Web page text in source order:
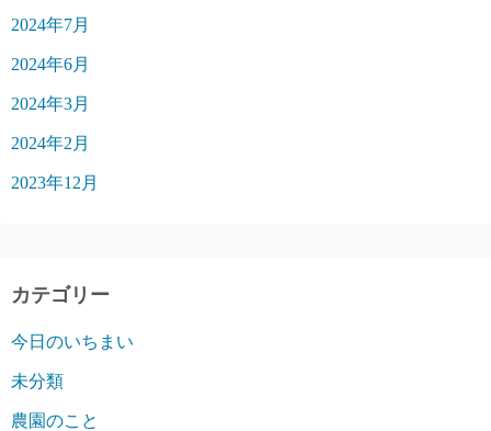
2024年7月
2024年6月
2024年3月
2024年2月
2023年12月
カテゴリー
今日のいちまい
未分類
農園のこと